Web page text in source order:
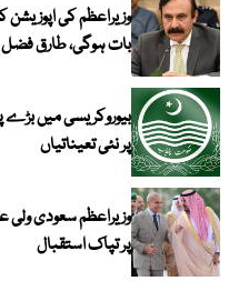
وزیراعظم کی
بات ہوگی، طارق
بیوروکریسی میں بڑے
پر نئی تعیناتیاں
وزیراعظم سعودی
پر تپاک استقبال